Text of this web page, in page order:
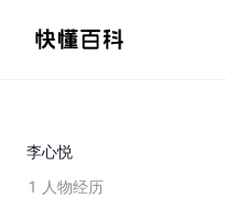
李心悦
1 人物经历